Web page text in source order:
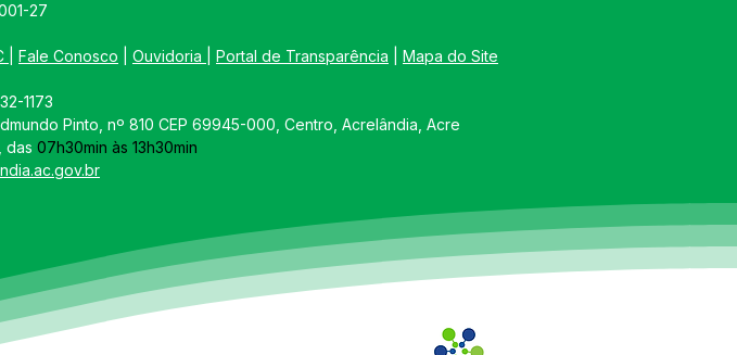
27
Fale Conosco Ouvidoria Portal de Transparência Mapa do Site
1173
Pinto, nº 810 CEP 69945-000, Centro, Acrelândia, Acre
das 07h30min às 13h30min